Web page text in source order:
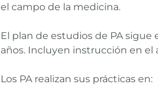
el campo de la medicina.
El plan de estudios de PA
años. Incluyen instrucción en el
Los PA realizan sus prácticas en: